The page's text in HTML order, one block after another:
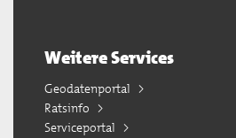
Weitere Services
Geodatenportal
Ratsinfo
Serviceportal